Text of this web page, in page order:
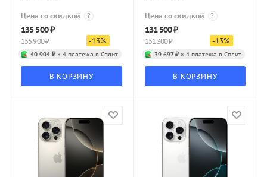
Цена со скидкой ?
135 500₽
155 900₽ -13%
40 904 ₽ × 4 платежа в Сплит
В КОРЗИНУ
Цена со скидкой ?
131 500₽
151 300₽ -13%
39 697 ₽× 4 платежа в Сплит
В КОРЗИНУ